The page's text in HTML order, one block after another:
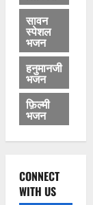
सावन
स्पेशल
भजन
हनुमानजी
भजन
फ़िल्मी
भजन
CONNECT
WITH US